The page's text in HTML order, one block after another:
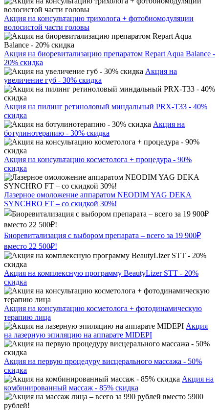
Акция на консультацию трихолога + фотобиомодуляции
волосистой части головы
Акция на биоревитализацию препаратом Repart Aqua Balance -
20% скидка
Акция на
увеличение губ - 30% скидка
Акция на пилинг ретиноловый миндальный PRX-T33 - 40%
скидка
Акция на
ботулинотерапию - 30% скидка
Акция на консультацию косметолога + процедура - 90%
скидка
Лазерное омоложение аппаратом NEODIM YAG DEKA
SYNCHRO FT – со скидкой 30%!
Биоревитализация с выбором препарата – всего за 19 900₽
вместо 22 500₽!
Акция на комплексную программу BeautyLizer STT - 20%
скидка
Акция на консультацию косметолога + фотодинамическую
терапию лица
Акция
на лазерную эпиляцию на аппарате MIDEPI
Акция на первую процедуру висцерального массажа - 50%
скидка
Акция на
комбинированный массаж - 85% скидка